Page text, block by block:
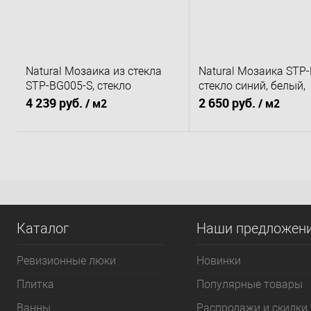
Natural Мозаика из стекла
STP-BG005-S, стекло
бежевый, поверхность
антислип
4 239 руб. / м2
Natural Мозаика
стекло синий, белый,
поверхность
2 650 руб. / м2
Каталог
Ревизионные люки
Плитка
Bанны
Наши
Новинки
Популярные товары
Распродажи и скидки